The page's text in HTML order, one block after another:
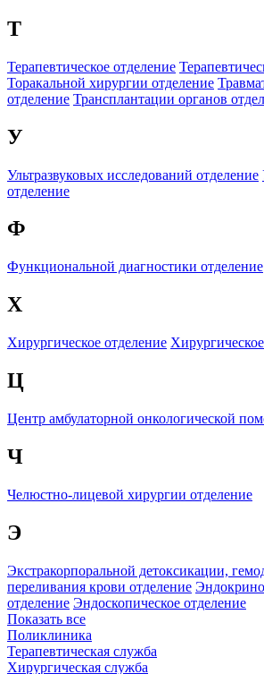
Т
Терапевтическое отделение
Торакальной хирургии отделение
отделение Трансплантации органов
У
Ультразвуковых исследований отделение
отделение
Ф
Функциональной диагностики отделение
Х
Хирургическое отделение
Ц
Центр амбулаторной онкологической
Ч
Челюстно-лицевой хирургии отделение
Э
Экстракорпоральной детоксикации,
переливания крови отделение
отделение Эндоскопическое отделение
Показать все
Поликлиника
Терапевтическая служба
Хирургическая служба